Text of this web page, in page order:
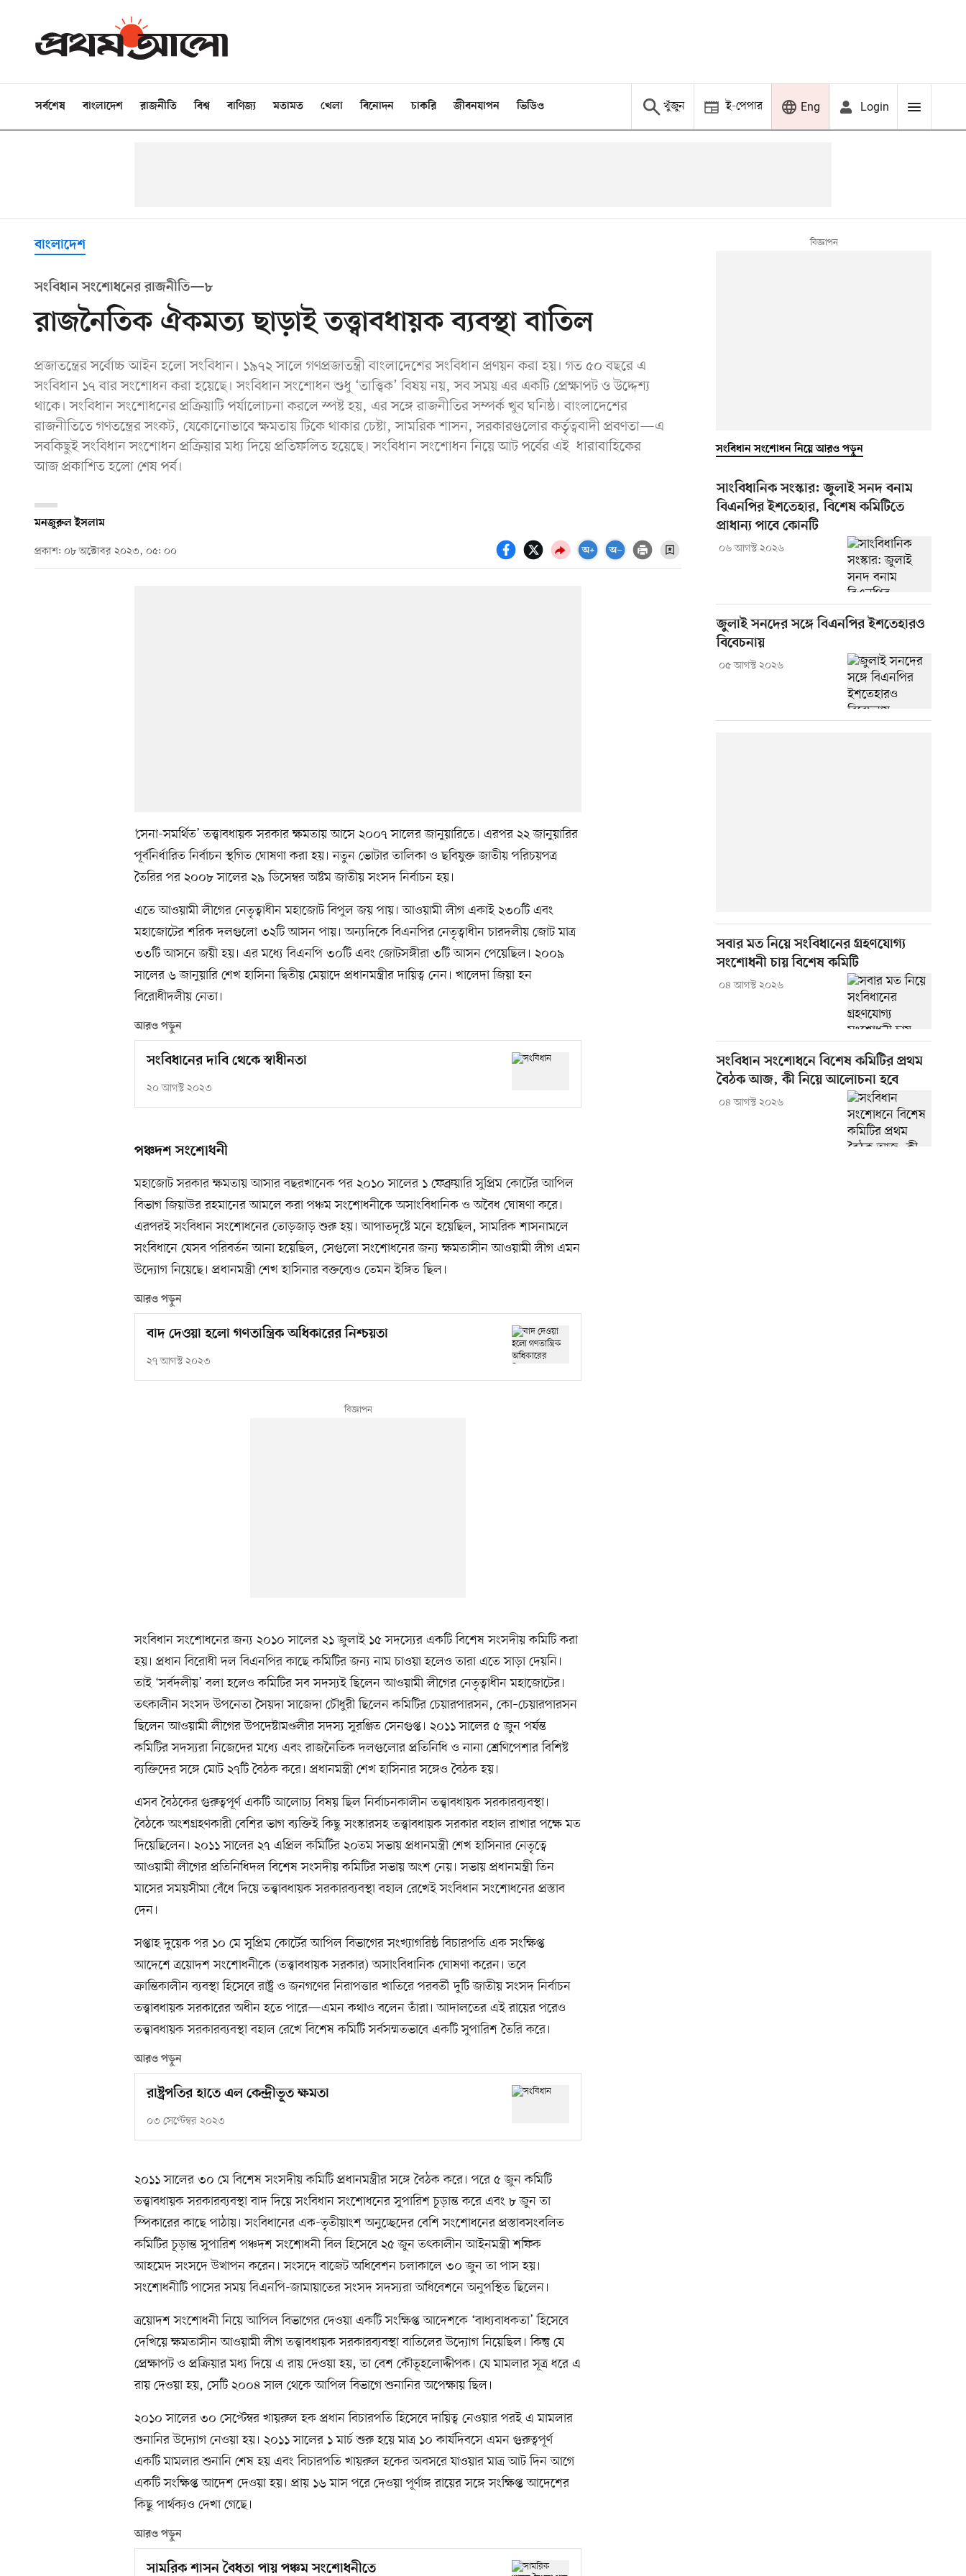
সর্বশেষ বাংলাদেশ রাজনীতি বিশ্ব বাণিজ্য মতামত খেলা বিনোদন চাকরি জীবনযাপন ভিডিও খুঁজুন ই-পেপার Eng Login
বাংলাদেশ
সংবিধান সংশোধনের রাজনীতি—৮
রাজনৈতিক ঐকমত্য ছাড়াই তত্ত্বাবধায়ক ব্যবস্থা বাতিল
প্রজাতন্ত্রের সর্বোচ্চ আইন হলো সংবিধান। ১৯৭২ সালে গণপ্রজাতন্ত্রী বাংলাদেশের সংবিধান প্রণয়ন করা হয়। গত ৫০ বছরে এ
সংবিধান ১৭ বার সংশোধন করা হয়েছে। সংবিধান সংশোধন শুধু ‘তাত্ত্বিক’ বিষয় নয়, সব সময় এর একটি প্রেক্ষাপট ও উদ্দেশ্য
থাকে। সংবিধান সংশোধনের প্রক্রিয়াটি পর্যালোচনা করলে স্পষ্ট হয়, এর সঙ্গে রাজনীতির সম্পর্ক খুব ঘনিষ্ঠ। বাংলাদেশের
রাজনীতিতে গণতন্ত্রের সংকট, যেকোনোভাবে ক্ষমতায় টিকে থাকার চেষ্টা, সামরিক শাসন, সরকারগুলোর কর্তৃত্ববাদী প্রবণতা—এ
সবকিছুই সংবিধান সংশোধন প্রক্রিয়ার মধ্য দিয়ে প্রতিফলিত হয়েছে। সংবিধান সংশোধন নিয়ে আট পর্বের এই ধারাবাহিকের
আজ প্রকাশিত হলো শেষ পর্ব।
মনজুরুল ইসলাম
প্রকাশ: ০৮ অক্টোবর ২০২৩, ০৫: ০০
‘সেনা-সমর্থিত’ তত্ত্বাবধায়ক সরকার ক্ষমতায় আসে ২০০৭ সালের জানুয়ারিতে। এরপর ২২ জানুয়ারির
পূর্বনির্ধারিত নির্বাচন স্থগিত ঘোষণা করা হয়। নতুন ভোটার তালিকা ও ছবিযুক্ত জাতীয় পরিচয়পত্র
তৈরির পর ২০০৮ সালের ২৯ ডিসেম্বর অষ্টম জাতীয় সংসদ নির্বাচন হয়।
এতে আওয়ামী লীগের নেতৃত্বাধীন মহাজোট বিপুল জয় পায়। আওয়ামী লীগ একাই ২৩০টি এবং
মহাজোটের শরিক দলগুলো ৩২টি আসন পায়। অন্যদিকে বিএনপির নেতৃত্বাধীন চারদলীয় জোট মাত্র
৩৩টি আসনে জয়ী হয়। এর মধ্যে বিএনপি ৩০টি এবং জোটসঙ্গীরা ৩টি আসন পেয়েছিল। ২০০৯
সালের ৬ জানুয়ারি শেখ হাসিনা দ্বিতীয় মেয়াদে প্রধানমন্ত্রীর দায়িত্ব নেন। খালেদা জিয়া হন
বিরোধীদলীয় নেতা।
আরও পড়ুন
সংবিধানের দাবি থেকে স্বাধীনতা
২০ আগস্ট ২০২৩
পঞ্চদশ সংশোধনী
মহাজোট সরকার ক্ষমতায় আসার বছরখানেক পর ২০১০ সালের ১ ফেব্রুয়ারি সুপ্রিম কোর্টের আপিল
বিভাগ জিয়াউর রহমানের আমলে করা পঞ্চম সংশোধনীকে অসাংবিধানিক ও অবৈধ ঘোষণা করে।
এরপরই সংবিধান সংশোধনের তোড়জাড় শুরু হয়। আপাতদৃষ্টে মনে হয়েছিল, সামরিক শাসনামলে
সংবিধানে যেসব পরিবর্তন আনা হয়েছিল, সেগুলো সংশোধনের জন্য ক্ষমতাসীন আওয়ামী লীগ এমন
উদ্যোগ নিয়েছে। প্রধানমন্ত্রী শেখ হাসিনার বক্তব্যেও তেমন ইঙ্গিত ছিল।
আরও পড়ুন
বাদ দেওয়া হলো গণতান্ত্রিক অধিকারের নিশ্চয়তা
২৭ আগস্ট ২০২৩
সংবিধান সংশোধনের জন্য ২০১০ সালের ২১ জুলাই ১৫ সদস্যের একটি বিশেষ সংসদীয় কমিটি করা
হয়। প্রধান বিরোধী দল বিএনপির কাছে কমিটির জন্য নাম চাওয়া হলেও তারা এতে সাড়া দেয়নি।
তাই ‘সর্বদলীয়’ বলা হলেও কমিটির সব সদস্যই ছিলেন আওয়ামী লীগের নেতৃত্বাধীন মহাজোটের।
তৎকালীন সংসদ উপনেতা সৈয়দা সাজেদা চৌধুরী ছিলেন কমিটির চেয়ারপারসন, কো–চেয়ারপারসন
ছিলেন আওয়ামী লীগের উপদেষ্টামণ্ডলীর সদস্য সুরঞ্জিত সেনগুপ্ত। ২০১১ সালের ৫ জুন পর্যন্ত
কমিটির সদস্যরা নিজেদের মধ্যে এবং রাজনৈতিক দলগুলোর প্রতিনিধি ও নানা শ্রেণিপেশার বিশিষ্ট
ব্যক্তিদের সঙ্গে মোট ২৭টি বৈঠক করে। প্রধানমন্ত্রী শেখ হাসিনার সঙ্গেও বৈঠক হয়।
এসব বৈঠকের গুরুত্বপূর্ণ একটি আলোচ্য বিষয় ছিল নির্বাচনকালীন তত্ত্বাবধায়ক সরকারব্যবস্থা।
বৈঠকে অংশগ্রহণকারী বেশির ভাগ ব্যক্তিই কিছু সংস্কারসহ তত্ত্বাবধায়ক সরকার বহাল রাখার পক্ষে মত
দিয়েছিলেন। ২০১১ সালের ২৭ এপ্রিল কমিটির ২০তম সভায় প্রধানমন্ত্রী শেখ হাসিনার নেতৃত্বে
আওয়ামী লীগের প্রতিনিধিদল বিশেষ সংসদীয় কমিটির সভায় অংশ নেয়। সভায় প্রধানমন্ত্রী তিন
মাসের সময়সীমা বেঁধে দিয়ে তত্ত্বাবধায়ক সরকারব্যবস্থা বহাল রেখেই সংবিধান সংশোধনের প্রস্তাব
দেন।
সপ্তাহ দুয়েক পর ১০ মে সুপ্রিম কোর্টের আপিল বিভাগের সংখ্যাগরিষ্ঠ বিচারপতি এক সংক্ষিপ্ত
আদেশে ত্রয়োদশ সংশোধনীকে (তত্ত্বাবধায়ক সরকার) অসাংবিধানিক ঘোষণা করেন। তবে
ক্রান্তিকালীন ব্যবস্থা হিসেবে রাষ্ট্র ও জনগণের নিরাপত্তার খাতিরে পরবর্তী দুটি জাতীয় সংসদ নির্বাচন
তত্ত্বাবধায়ক সরকারের অধীন হতে পারে—এমন কথাও বলেন তাঁরা। আদালতের এই রায়ের পরেও
তত্ত্বাবধায়ক সরকারব্যবস্থা বহাল রেখে বিশেষ কমিটি সর্বসম্মতভাবে একটি সুপারিশ তৈরি করে।
আরও পড়ুন
রাষ্ট্রপতির হাতে এল কেন্দ্রীভূত ক্ষমতা
০৩ সেপ্টেম্বর ২০২৩
২০১১ সালের ৩০ মে বিশেষ সংসদীয় কমিটি প্রধানমন্ত্রীর সঙ্গে বৈঠক করে। পরে ৫ জুন কমিটি
তত্ত্বাবধায়ক সরকারব্যবস্থা বাদ দিয়ে সংবিধান সংশোধনের সুপারিশ চূড়ান্ত করে এবং ৮ জুন তা
স্পিকারের কাছে পাঠায়। সংবিধানের এক-তৃতীয়াংশ অনুচ্ছেদের বেশি সংশোধনের প্রস্তাবসংবলিত
কমিটির চূড়ান্ত সুপারিশ পঞ্চদশ সংশোধনী বিল হিসেবে ২৫ জুন তৎকালীন আইনমন্ত্রী শফিক
আহমেদ সংসদে উত্থাপন করেন। সংসদে বাজেট অধিবেশন চলাকালে ৩০ জুন তা পাস হয়।
সংশোধনীটি পাসের সময় বিএনপি-জামায়াতের সংসদ সদস্যরা অধিবেশনে অনুপস্থিত ছিলেন।
ত্রয়োদশ সংশোধনী নিয়ে আপিল বিভাগের দেওয়া একটি সংক্ষিপ্ত আদেশকে ‘বাধ্যবাধকতা’ হিসেবে
দেখিয়ে ক্ষমতাসীন আওয়ামী লীগ তত্ত্বাবধায়ক সরকারব্যবস্থা বাতিলের উদ্যোগ নিয়েছিল। কিন্তু যে
প্রেক্ষাপট ও প্রক্রিয়ার মধ্য দিয়ে এ রায় দেওয়া হয়, তা বেশ কৌতূহলোদ্দীপক। যে মামলার সূত্র ধরে এ
রায় দেওয়া হয়, সেটি ২০০৪ সাল থেকে আপিল বিভাগে শুনানির অপেক্ষায় ছিল।
২০১০ সালের ৩০ সেপ্টেম্বর খায়রুল হক প্রধান বিচারপতি হিসেবে দায়িত্ব নেওয়ার পরই এ মামলার
শুনানির উদ্যোগ নেওয়া হয়। ২০১১ সালের ১ মার্চ শুরু হয়ে মাত্র ১০ কার্যদিবসে এমন গুরুত্বপূর্ণ
একটি মামলার শুনানি শেষ হয় এবং বিচারপতি খায়রুল হকের অবসরে যাওয়ার মাত্র আট দিন আগে
একটি সংক্ষিপ্ত আদেশ দেওয়া হয়। প্রায় ১৬ মাস পরে দেওয়া পূর্ণাঙ্গ রায়ের সঙ্গে সংক্ষিপ্ত আদেশের
কিছু পার্থক্যও দেখা গেছে।
আরও পড়ুন
সামরিক শাসন বৈধতা পায় পঞ্চম সংশোধনীতে
সংবিধান সংশোধন নিয়ে আরও পড়ুন
সাংবিধানিক সংস্কার: জুলাই সনদ বনাম
বিএনপির ইশতেহার, বিশেষ কমিটিতে
প্রাধান্য পাবে কোনটি
০৬ আগস্ট ২০২৬
জুলাই সনদের সঙ্গে বিএনপির ইশতেহারও
বিবেচনায়
০৫ আগস্ট ২০২৬
সবার মত নিয়ে সংবিধানের গ্রহণযোগ্য
সংশোধনী চায় বিশেষ কমিটি
০৪ আগস্ট ২০২৬
সংবিধান সংশোধনে বিশেষ কমিটির প্রথম
বৈঠক আজ, কী নিয়ে আলোচনা হবে
০৪ আগস্ট ২০২৬